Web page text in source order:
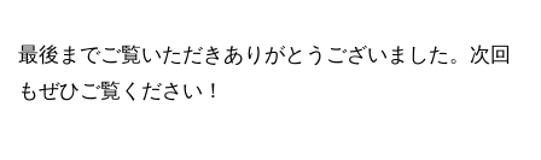
最後までご覧いただきありがとうございました。次回
もぜひご覧ください！